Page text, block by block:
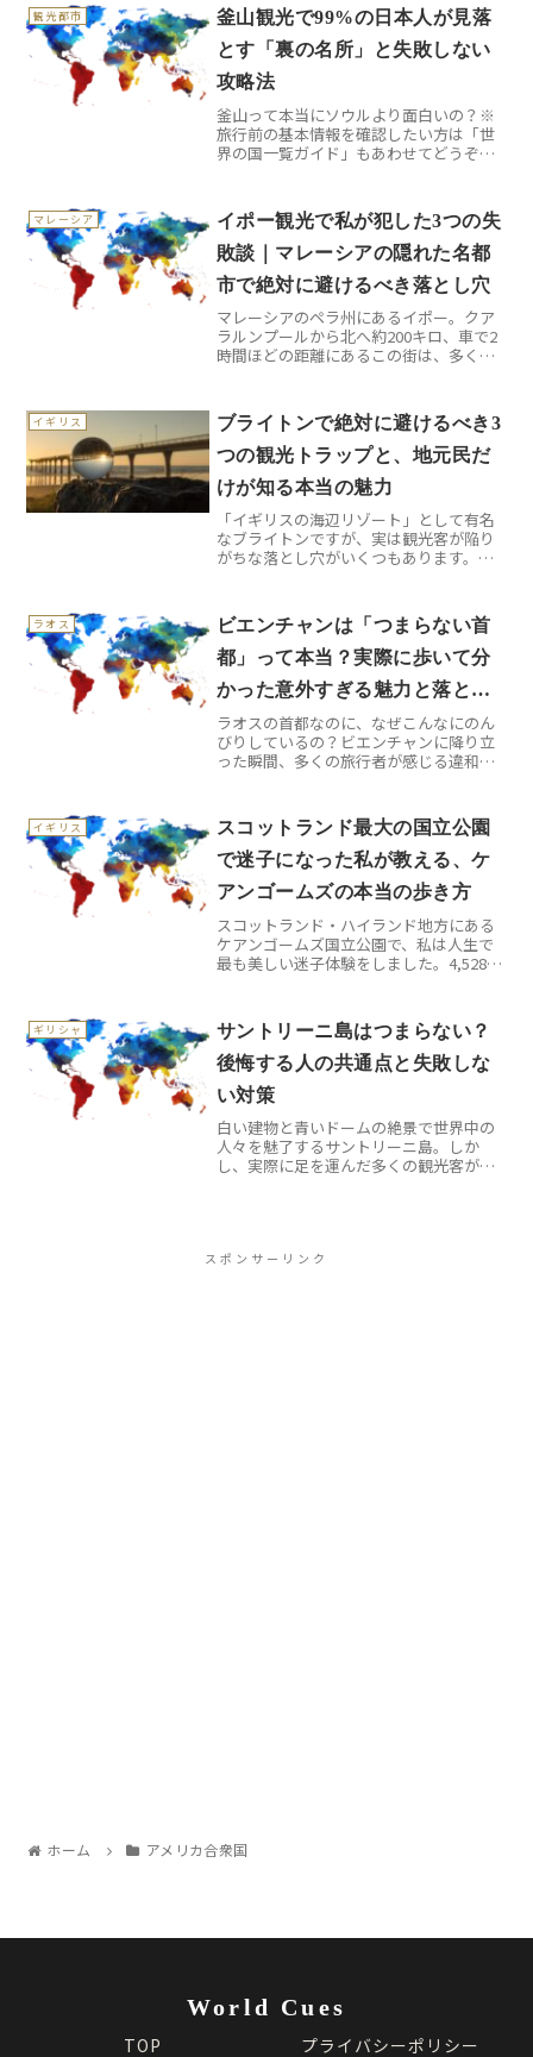
観光都市
釜山観光で99%の日本人が見落
とす「裏の名所」と失敗しない
攻略法
釜山って本当にソウルより面白いの？※
旅行前の基本情報を確認したい方は「世
界の国一覧ガイド」もあわせてどうぞ。
た。でも3回目の釜山旅行で、この街の本
当の魅力に気づいたんです...
マレーシア
イポー観光で私が犯した3つの失
敗談｜マレーシアの隠れた名都
市で絶対に避けるべき落とし穴
マレーシアのペラ州にあるイポー。クア
ラルンプールから北へ約200キロ、車で2
時間ほどの距離にあるこの街は、多くの
も印象に残った街の一つなんです。ただ
し、初回訪問時は準備...
イギリス
ブライトンで絶対に避けるべき3
つの観光トラップと、地元民だ
けが知る本当の魅力
「イギリスの海辺リゾート」として有名
なブライトンですが、実は観光客が陥り
がちな落とし穴がいくつもあります。ロ
後悔することも。でも大丈夫、事前に知
っておけば、この海辺の...
ラオス
ビエンチャンは「つまらない首
都」って本当？実際に歩いて分
かった意外すぎる魅力と落とし
穴
ラオスの首都なのに、なぜこんなにのん
びりしているの？ビエンチャンに降り立
った瞬間、多くの旅行者が感じる違和
のこの街は、東南アジアの他の首都とは
明らかに一線を画していま...
イギリス
スコットランド最大の国立公園
で迷子になった私が教える、ケ
アンゴームズの本当の歩き方
スコットランド・ハイランド地方にある
ケアンゴームズ国立公園で、私は人生で
最も美しい迷子体験をしました。4,528平
最も野性味あふれる国立公園と呼ばれる
のかを身をもって理...
ギリシャ
サントリーニ島はつまらない？
後悔する人の共通点と失敗しな
い対策
白い建物と青いドームの絶景で世界中の
人々を魅了するサントリーニ島。しか
し、実際に足を運んだ多くの観光客が
スポンサーリンク
ホーム アメリカ合衆国
World Cues
TOP プライバシーポリシー